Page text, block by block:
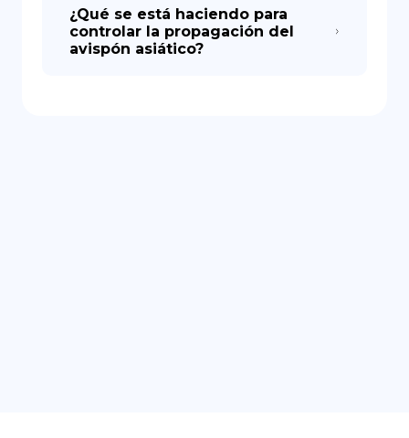
¿Qué se está haciendo para
controlar la propagación del
avispón asiático?